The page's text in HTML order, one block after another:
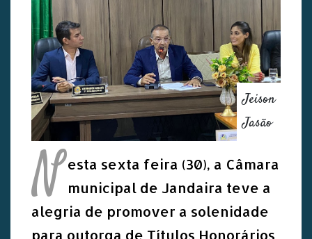
Jeison
Jasão
N esta sexta feira (30), a Câmara
municipal de Jandaira teve a
alegria de promover a solenidade
para outorga de Títulos Honorários